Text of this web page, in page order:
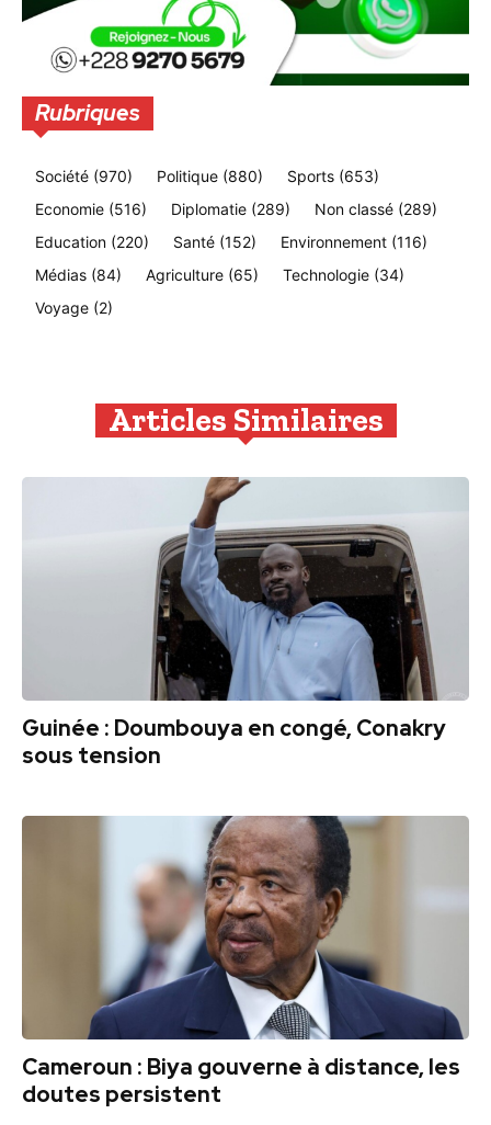
Rubriques
Société (970) Politique (880) Sports (653)
Economie (516) Diplomatie (289) Non classé (289)
Education (220) Santé (152) Environnement (116)
Médias (84) Agriculture (65) Technologie (34)
Voyage (2)
Articles Similaires
Guinée : Doumbouya en congé, Conakry
sous tension
Cameroun : Biya gouverne à distance, les
doutes persistent